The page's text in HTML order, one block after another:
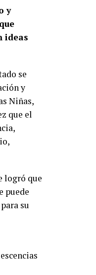
y
ideas
se
y
Niñas,
que el
logró que
puede
su